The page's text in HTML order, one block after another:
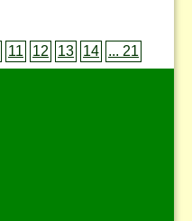
11 12 13 14 ... 21